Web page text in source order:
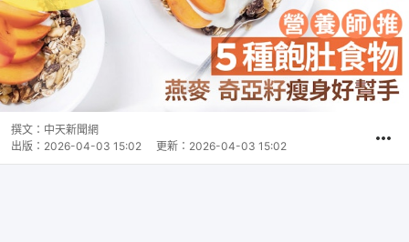
撰文： 中天新聞網
出版： 2026-04-03 15:02 更新： 2026-04-03 15:02